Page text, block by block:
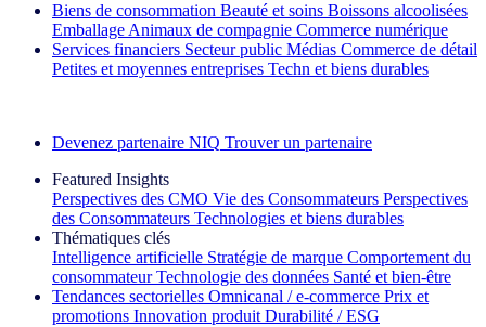
Biens de consommation Beauté et soins Boissons alcoolisées
Emballage Animaux de compagnie Commerce numérique
Services financiers Secteur public Médias Commerce de détail
Petites et moyennes entreprises Techn et biens durables
Devenez partenaire NIQ Trouver un partenaire
Featured Insights
Perspectives des CMO Vie des Consommateurs Perspectives
des Consommateurs Technologies et biens durables
Thématiques clés
Intelligence artificielle Stratégie de marque Comportement du
consommateur Technologie des données Santé et bien‑être
Tendances sectorielles Omnicanal / e‑commerce Prix et
promotions Innovation produit Durabilité / ESG